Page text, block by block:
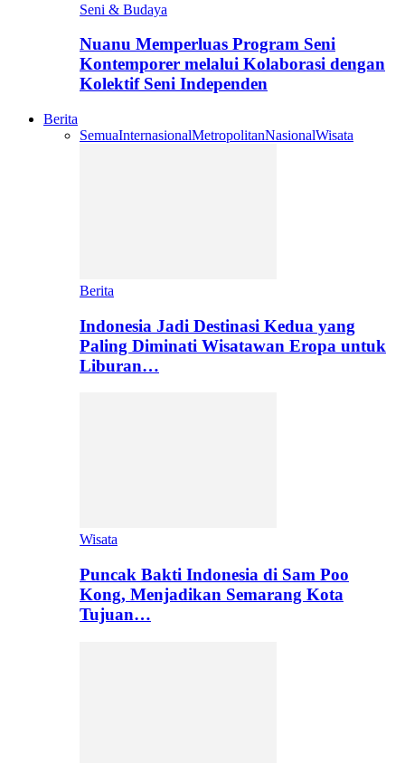
Seni & Budaya
Nuanu Memperluas Program Seni
Kontemporer melalui Kolaborasi dengan
Kolektif Seni Independen
Berita
SemuaInternasionalMetropolitanNasionalWisata
Berita
Indonesia Jadi Destinasi Kedua yang
Paling Diminati Wisatawan Eropa untuk
Liburan…
Wisata
Puncak Bakti Indonesia di Sam Poo
Kong, Menjadikan Semarang Kota
Tujuan…